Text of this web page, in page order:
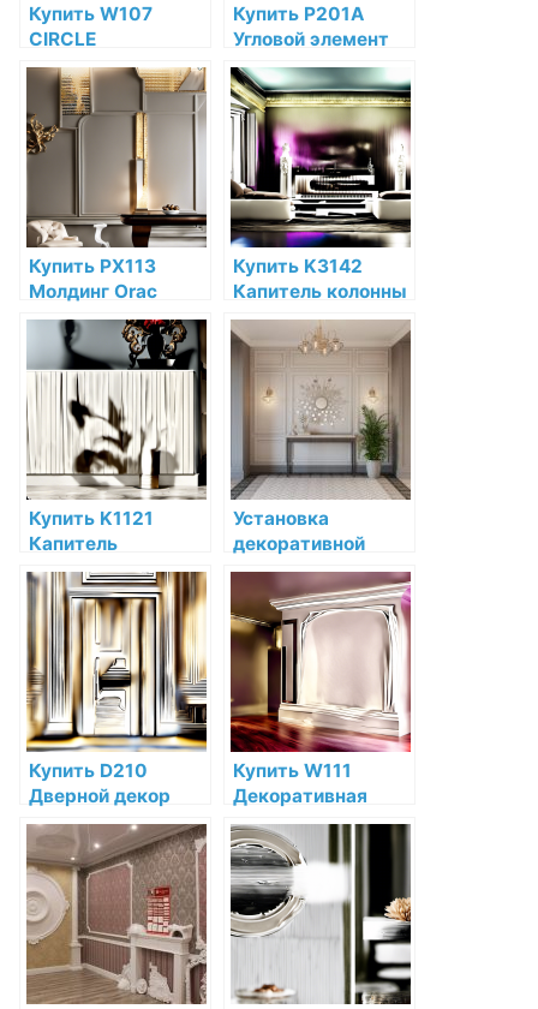
Купить W107
CIRCLE
Декоративная
панель Orac Decor
Полиуретан Orac
Decor по низкой
цене в интернет-
Купить P201A
Угловой элемент
Orac Decor
Полиуретан по
низкой цене в
интернет-
магазине
Купить PX113
Молдинг Orac
Decor
Дюрополимер по
низкой цене в
интернет-
магазине
Купить K3142
Капитель колонны
Orac Decor
Полиуретан по
низкой цене в
интернет-
магазине
Купить K1121
Капитель
полуколонны Orac
Decor
Дюрополимер
Orac Decor по
низкой цене в
интернет-
магазине
Установка
декоративной
лепнины в кухне:
гид по созданию
уникального
интерьера
Купить D210
Дверной декор
Orac Decor
Дюрополимер
Orac Decor по
низкой цене в
интернет-
магазине
Купить W111
Декоративная
панель Orac Decor
Bar Полиуретан
Orac Decor по
низкой цене в
интернет-
магазине